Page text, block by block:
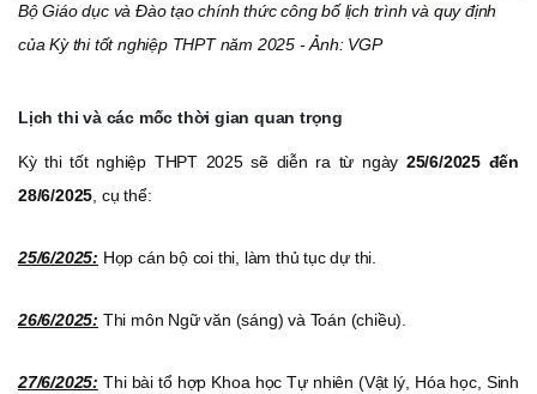
Bộ Giáo dục và Đào tạo chính thức công bố lịch trình và quy định
của Kỳ thi tốt nghiệp THPT năm 2025 - Ảnh: VGP
Lịch thi và các mốc thời gian quan trọng
Kỳ thi tốt nghiệp THPT 2025 sẽ diễn ra từ ngày 25/6/2025 đến
28/6/2025 , cụ thể:
25/6/2025: Họp cán bộ coi thi, làm thủ tục dự thi.
26/6/2025: Thi môn Ngữ văn (sáng) và Toán (chiều).
27/6/2025: Thi bài tổ hợp Khoa học Tự nhiên (Vật lý, Hóa học, Sinh